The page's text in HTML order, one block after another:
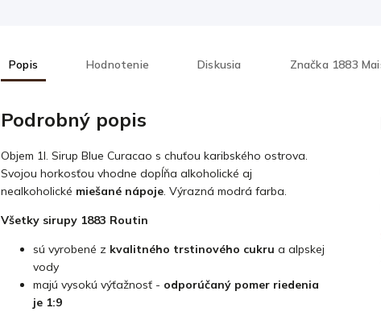
Popis Hodnotenie Diskusia Značka1883
Podrobný popis
Objem 1l. Sirup Blue Curacao s chuťou karibského ostrova.
Svojou horkosťou vhodne dopĺňa alkoholické aj
nealkoholické miešané nápoje. Výrazná modrá farba.
Všetky sirupy 1883 Routin
sú vyrobené z kvalitného trstinového cukru a alpskej
vody
majú vysokú výťažnosť - odporúčaný pomer riedenia
je 1:9